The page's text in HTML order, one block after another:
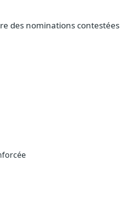
des nominations contestées